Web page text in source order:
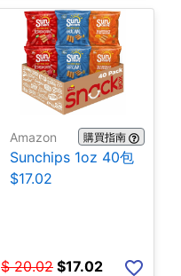
Amazon 購買指南
Sunchips 1oz 40包
$17.02
$ 20.02 $17.02